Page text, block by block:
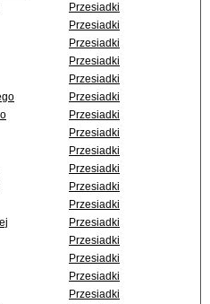
Przesiadki
Przesiadki
Przesiadki
Przesiadki
Przesiadki
Przesiadki
Przesiadki
Przesiadki
Przesiadki
Przesiadki
Przesiadki
Przesiadki
Przesiadki
Przesiadki
Przesiadki
Przesiadki
Przesiadki